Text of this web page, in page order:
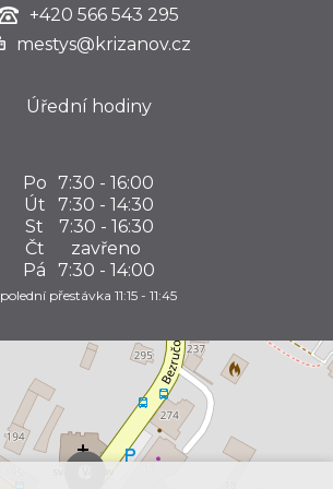
+420 566 543 295
mestys@krizanov.cz
Úřední hodiny
Po 7:30 - 16:00
Út
7:30 - 14:30
St
7:30 - 16:30
Čt
zavřeno
Pá
7:30 - 14:00
polední přestávka 11:15 - 11:45